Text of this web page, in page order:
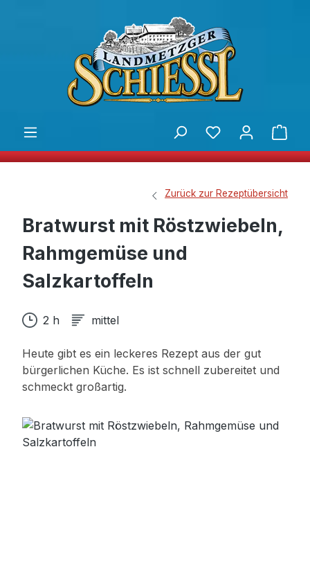
Du hast 0
Zurück zur Rezeptübersicht
Bratwurst mit Röstzwiebeln,
Rahmgemüse und
Salzkartoffeln
2 h mittel
Heute gibt es ein leckeres Rezept aus der gut
bürgerlichen Küche. Es ist schnell zubereitet und
schmeckt großartig.
Bildergalerie überspringen